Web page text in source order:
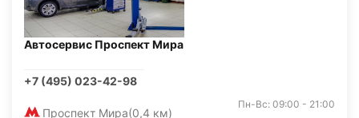
Автосервис Проспект Мира
+7 (495) 023-42-98
Проспект Мира(0,4 км)
Пн-Вс: 09:00 - 21:00